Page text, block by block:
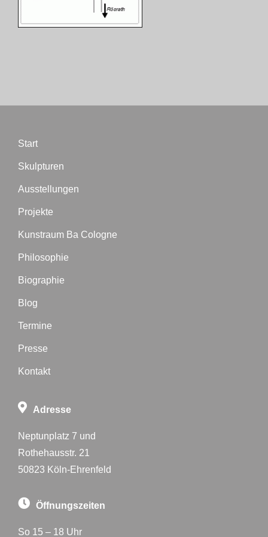
Biographie
Termine
Presse
Kontakt
Start
Skulpturen
Ausstellungen
Projekte
Kunstraum Ba Cologne
Philosophie
Biographie
Blog
Termine
Presse
Kontakt
Adresse
Neptunplatz 7 und
Rothehausstr. 21
50823 Köln-Ehrenfeld
Öffnungszeiten
So 15 – 18 Uhr